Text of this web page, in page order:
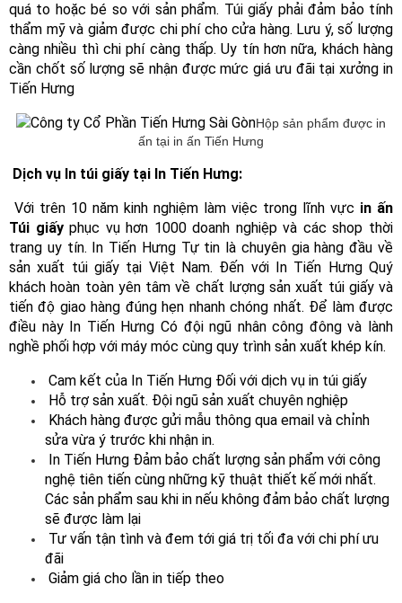
quá to hoặc bé so với sản phẩm. Túi giấy phải đảm bảo tính
thẩm mỹ và giảm được chi phí cho cửa hàng. Lưu ý, số lượng
càng nhiều thì chi phí càng thấp. Uy tín hơn nữa, khách hàng
cần chốt số lượng sẽ nhận được mức giá ưu đãi tại xưởng in
Tiến Hưng
Hộp sản phẩm được in
ấn tại in ấn Tiến Hưng
Dịch vụ In túi giấy tại In Tiến Hưng:
Với trên 10 năm kinh nghiệm làm việc trong lĩnh vực in ấn
Túi giấy phục vụ hơn 1000 doanh nghiệp và các shop thời
trang uy tín. In Tiến Hưng Tự tin là chuyên gia hàng đầu về
sản xuất túi giấy tại Việt Nam. Đến với In Tiến Hưng Quý
khách hoàn toàn yên tâm về chất lượng sản xuất túi giấy và
tiến độ giao hàng đúng hẹn nhanh chóng nhất. Để làm được
điều này In Tiến Hưng Có đội ngũ nhân công đông và lành
nghề phối hợp với máy móc cùng quy trình sản xuất khép kín.
Cam kết của In Tiến Hưng Đối với dịch vụ in túi giấy
Hỗ trợ sản xuất. Đội ngũ sản xuất chuyên nghiệp
Khách hàng được gửi mẫu thông qua email và chỉnh
sửa vừa ý trước khi nhận in.
In Tiến Hưng Đảm bảo chất lượng sản phẩm với công
nghệ tiên tiến cùng những kỹ thuật thiết kế mới nhất.
Các sản phẩm sau khi in nếu không đảm bảo chất lượng
sẽ được làm lại
Tư vấn tận tình và đem tới giá trị tối đa với chi phí ưu
đãi
Giảm giá cho lần in tiếp theo